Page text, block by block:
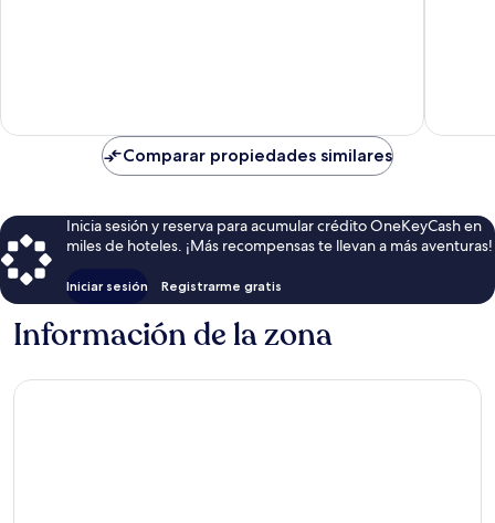
Comparar propiedades similares
Inicia sesión y reserva para acumular crédito OneKeyCash en
miles de hoteles. ¡Más recompensas te llevan a más aventuras!
Iniciar sesión Registrarme gratis
Información de la zona